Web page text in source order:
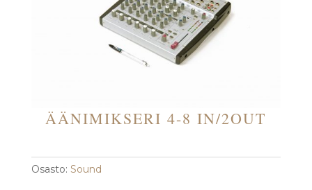
ÄÄNIMIKSERI 4-8 IN/2OUT
Osasto: Sound